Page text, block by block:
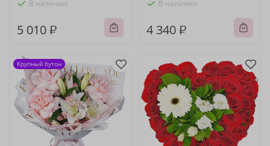
В наличии
5 010 ₽
В наличии
4 340 ₽
Крупный бутон